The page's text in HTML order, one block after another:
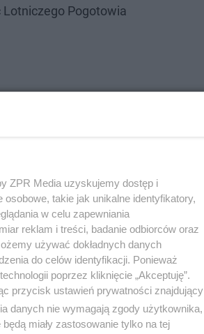
Pogotowia
prowadzone tam działania
ZPR Media uzyskujemy dostęp i
takie jak unikalne identyfikatory,
w celu zapewniania
reklam i treści, badanie odbiorców oraz
używać dokładnych danych
do celów identyfikacji. Ponieważ
poprzez kliknięcie „Akceptuję”.
przycisk ustawień prywatności znajdujący
danych nie wymagają zgody użytkownika,
miały zastosowanie tylko na tej